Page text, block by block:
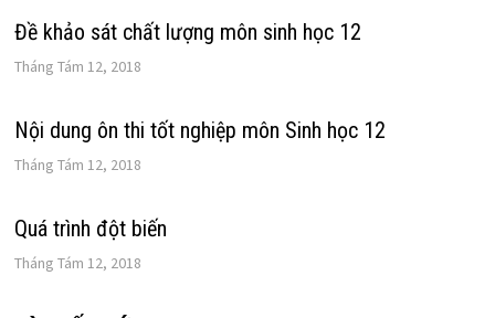
Đề khảo sát chất lượng môn sinh học 12
Tháng Tám 12, 2018
Nội dung ôn thi tốt nghiệp môn Sinh học 12
Tháng Tám 12, 2018
Quá trình đột biến
Tháng Tám 12, 2018